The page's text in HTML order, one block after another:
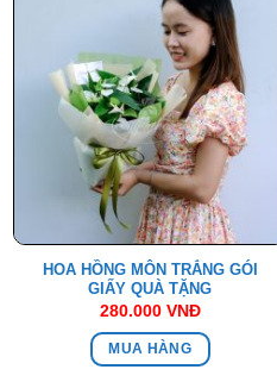
HOA HỒNG MÔN TRẮNG GÓI
GIẤY QUÀ TẶNG
280.000 VNĐ
MUA HÀNG